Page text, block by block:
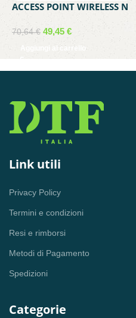
ACCESS POINT WIRELESS N
300MBPS TP-LINK OMADA
EAP115
70,64€ 49,45 €
Aggiungi al carrello
Link utili
Privacy Policy
Termini e condizioni
Resi e rimborsi
Metodi di Pagamento
Spedizioni
Categorie